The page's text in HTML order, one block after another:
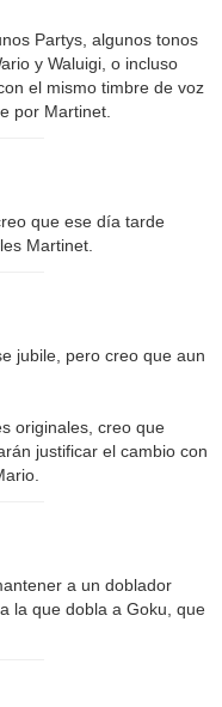
Partys, algunos tonos
y Waluigi, o incluso
el mismo timbre de voz
por Martinet.
que ese día tarde
Martinet.
jubile, pero creo que aun
originales, creo que
justificar el cambio con
a un doblador
la que dobla a Goku, que